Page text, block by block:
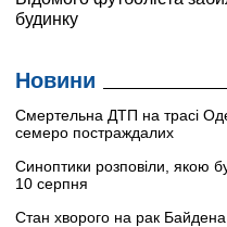
Новини
Смертельна ДТП на трасі
семеро постраждалих
Синоптики розповіли, якою
10 серпня
Стан хворого на рак